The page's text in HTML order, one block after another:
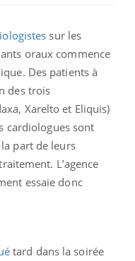
sur les
oraux commence
Des patients à
des trois
Xarelto et Eliquis)
cardiologues sont
part de leurs
L’agence
essaie donc
tard dans la soirée